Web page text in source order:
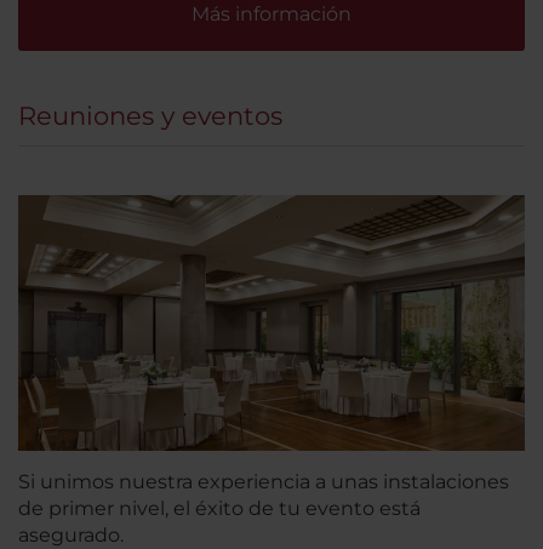
Más información
Reuniones y eventos
Si unimos nuestra experiencia a unas instalaciones
de primer nivel, el éxito de tu evento está
asegurado.